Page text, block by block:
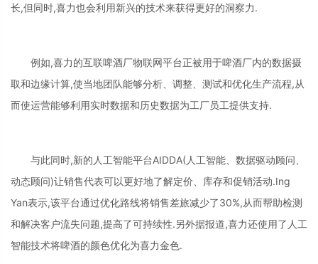
长,但同时,喜力也会利用新兴的技术来获得更好的洞察力.
例如,喜力的互联啤酒厂物联网平台正被用于啤酒厂内的数据摄
取和边缘计算,使当地团队能够分析、调整、测试和优化生产流程,从
而使运营能够利用实时数据和历史数据为工厂员工提供支持.
与此同时,新的人工智能平台AIDDA(人工智能、数据驱动顾问、
动态顾问)让销售代表可以更好地了解定价、库存和促销活动.Ing
Yan表示,该平台通过优化路线将销售差旅减少了30%,从而帮助检测
和解决客户流失问题,提高了可持续性.另外据报道,喜力还使用了人工
智能技术将啤酒的颜色优化为喜力金色.